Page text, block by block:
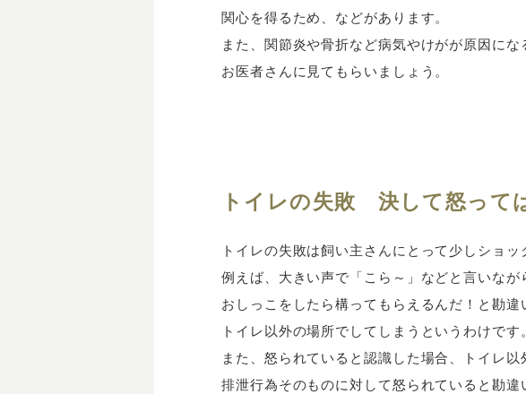
関心を得るため、などがあります。
また、関節炎や骨折など病気やけがが原因に
お医者さんに見てもらいましょう。
トイレの失敗 決して怒って
トイレの失敗は飼い主さんにとって少しショ
例えば、大きい声で「こら～」などと言いな
おしっこをしたら構ってもらえるんだ！と勘
トイレ以外の場所でしてしまうというわけです。
また、怒られていると認識した場合、トイレ以
排泄行為そのものに対して怒られていると勘